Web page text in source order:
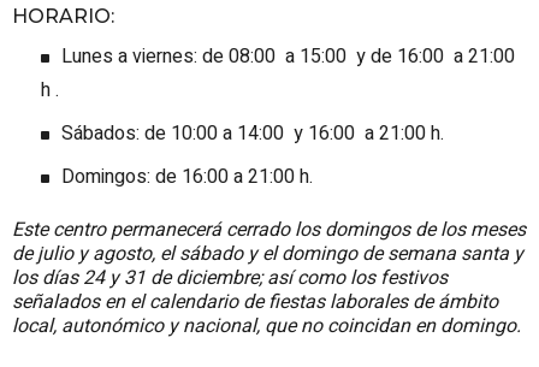
HORARIO:
Lunes a viernes: de 08:00 a 15:00 y de 16:00 a 21:00
h .
Sábados: de 10:00 a 14:00 y 16:00 a 21:00 h.
Domingos: de 16:00 a 21:00 h.
Este centro permanecerá cerrado los domingos de los meses
de julio y agosto, el sábado y el domingo de semana santa y
los días 24 y 31 de diciembre; así como los festivos
señalados en el calendario de fiestas laborales de ámbito
local, autonómico y nacional, que no coincidan en domingo.